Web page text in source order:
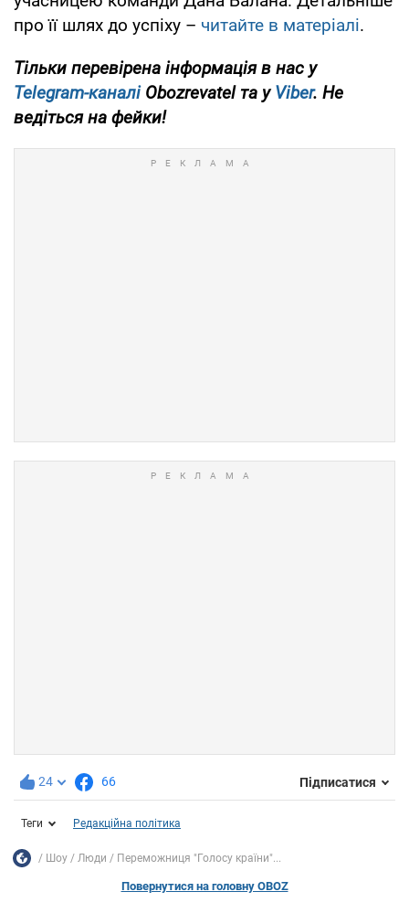
про її шлях до успіху – читайте в матеріалі.
Тільки перевірена інформація в нас у
Telegram-каналіObozrevatel та уViber. Не
ведіться на фейки!
24 66 Підписатися
Теги Редакційна політика
Шоу Люди Переможниця "Голосу країни"...
Повернутися на головну OBOZ